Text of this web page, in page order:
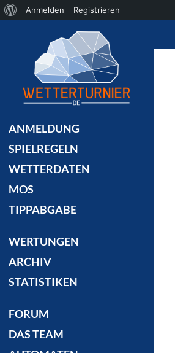
ANMELDUNG
SPIELREGELN
WETTERDATEN
MOS
TIPPABGABE
WERTUNGEN
ARCHIV
STATISTIKEN
FORUM
DAS TEAM
Über
Anmelden Registrieren